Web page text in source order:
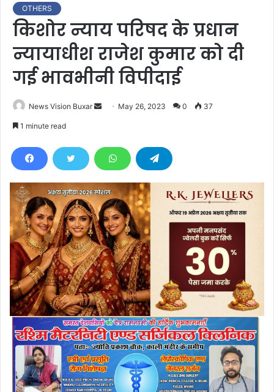
OTHERS
किशोर न्याय परिषद के प्रधान
न्यायाधीश राजेश कुमार को दी
गई भावभीनी विपीदाई
News Vision Buxar
d
e
m
a
i
l
May 26, 2023 0 37
1 minute read